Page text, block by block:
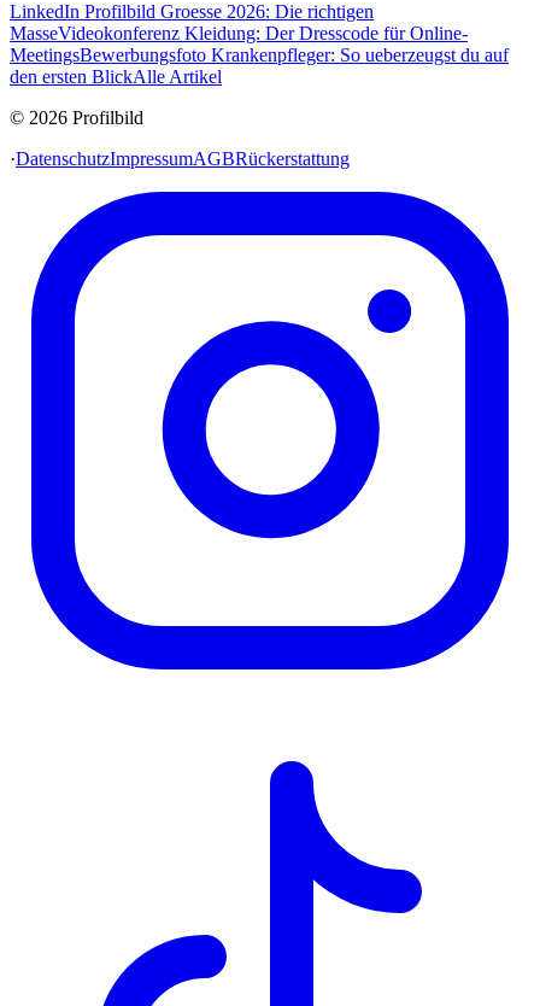
LinkedIn Profilbild Groesse 2026: Die richtigen
MasseVideokonferenz Kleidung: Der Dresscode für Online-
MeetingsBewerbungsfoto Krankenpfleger: So ueberzeugst du auf
den ersten BlickAlle Artikel
© 2026 Profilbild
·DatenschutzImpressumAGBRückerstattung